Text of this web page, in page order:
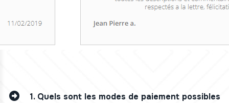
1. Quels sont les modes de paiement possibles